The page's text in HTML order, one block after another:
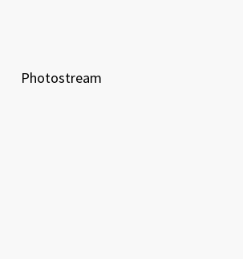
Photostream